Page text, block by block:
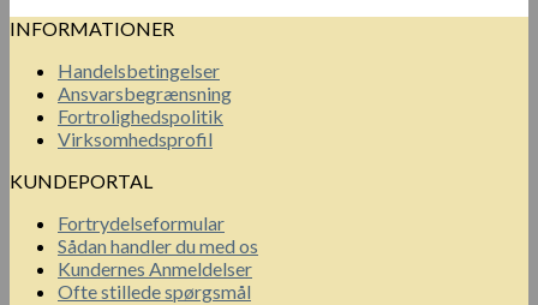
INFORMATIONER
Handelsbetingelser
Ansvarsbegrænsning
Fortrolighedspolitik
Virksomhedsprofil
KUNDEPORTAL
Fortrydelseformular
Sådan handler du med os
Kundernes Anmeldelser
Ofte stillede spørgsmål